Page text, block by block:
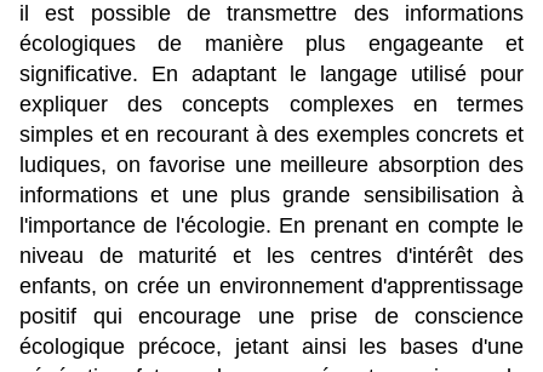
il est possible de transmettre des informations
écologiques de manière plus engageante et
significative. En adaptant le langage utilisé pour
expliquer des concepts complexes en termes
simples et en recourant à des exemples concrets et
ludiques, on favorise une meilleure absorption des
informations et une plus grande sensibilisation à
l'importance de l'écologie. En prenant en compte le
niveau de maturité et les centres d'intérêt des
enfants, on crée un environnement d'apprentissage
positif qui encourage une prise de conscience
écologique précoce, jetant ainsi les bases d'une